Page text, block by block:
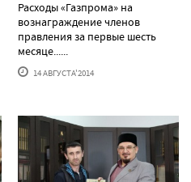
Расходы «Газпрома» на
вознаграждение членов
правления за первые шесть
месяце......
14 АВГУСТА'2014